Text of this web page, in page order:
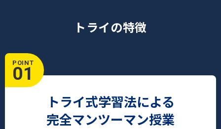
トライの特徴
POINT
01
トライ式学習法による
完全マンツーマン授業